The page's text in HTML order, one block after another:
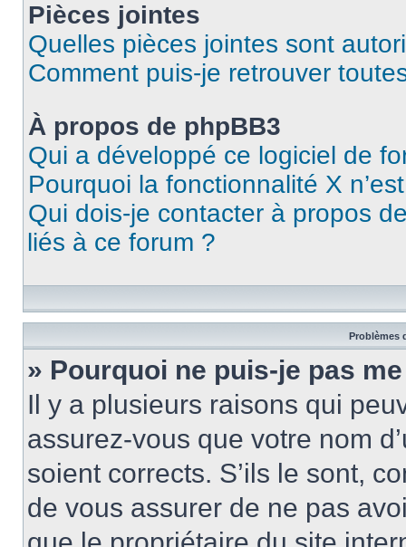
Pièces jointes
Quelles pièces jointes sont
Comment puis-je retrouver
À propos de phpBB3
Qui a développé ce logiciel de
Pourquoi la fonctionnalité X
Qui dois-je contacter à propos
liés à ce forum ?
Problèmes
» Pourquoi ne puis-je pas
Il y a plusieurs raisons qui
assurez-vous que votre nom
soient corrects. S’ils le sont,
de vous assurer de ne pas